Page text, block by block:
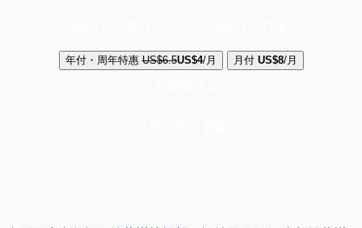
年付・周年特惠 US$6.5US$4/月 月付 US$8/月